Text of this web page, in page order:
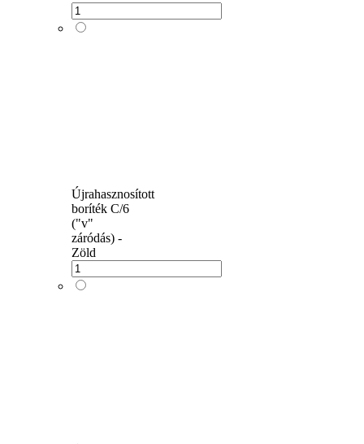
Újrahasznosított
boríték C/6
("v"
záródás) -
Zöld